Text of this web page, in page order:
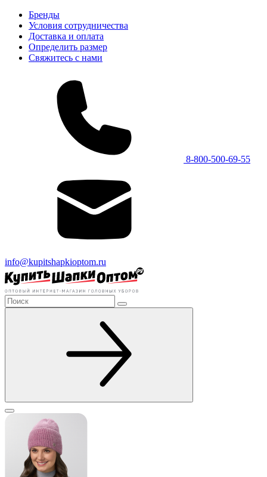
Бренды
Условия сотрудничества
Доставка и оплата
Определить размер
Свяжитесь с нами
8-800-500-69-55
info@kupitshapkioptom.ru